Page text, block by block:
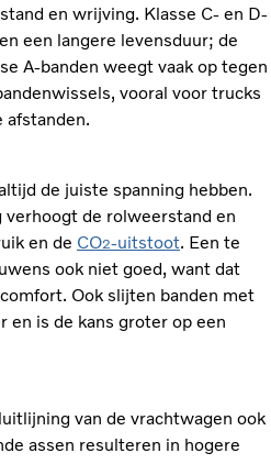
en wrijving. Klasse C- en D-
een langere levensduur; de
A-banden weegt vaak op tegen
vooral voor trucks
afstanden.
de juiste spanning hebben.
verhoogt de rolweerstand en
en de CO2-uitstoot. Een te
ook niet goed, want dat
Ook slijten banden met
en is de kans groter op een
van de vrachtwagen ook
assen resulteren in hogere